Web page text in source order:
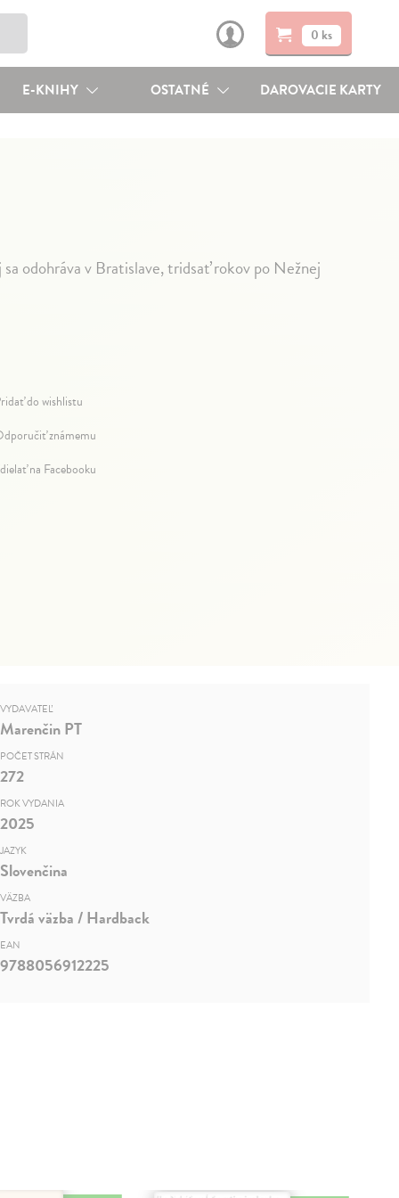
0 ks
E-KNIHY OSTATNÉ DAROVACIE KARTY
odohráva v Bratislave, tridsať rokov po Nežnej
do wishlistu
známemu
na Facebooku
VYDAVATEĽ
Marenčin PT
POČET STRÁN
272
ROK VYDANIA
2025
JAZYK
Slovenčina
VÄZBA
Tvrdá väzba / Hardback
EAN
9788056912225